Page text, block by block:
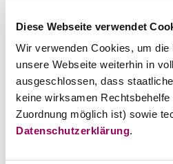
Diese Webseite verwendet
Wir verwenden Cookies, um
unsere Webseite weiterhin in
ausgeschlossen, dass
keine wirksamen
Zuordnung möglich ist) sowie
Datenschutzerklärung.